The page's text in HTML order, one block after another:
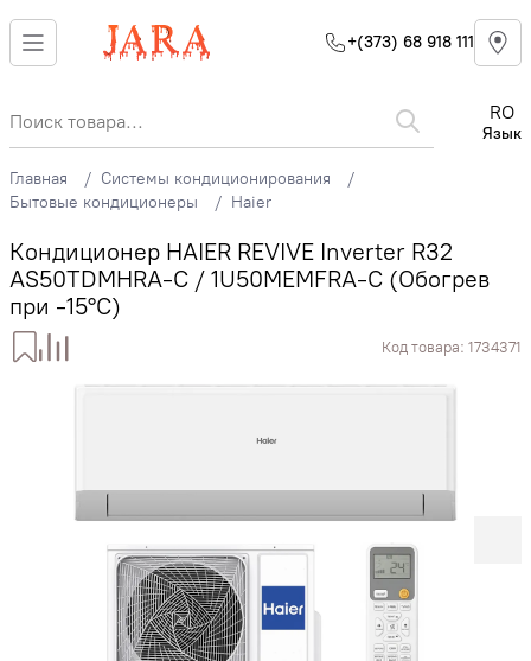
+(373) 68 918 111
RO
Язык
Главная
Системы кондиционирования
Бытовые кондиционеры
Haier
Кондиционер HAIER REVIVE Inverter R32
AS50TDMHRA-C / 1U50MEMFRA-C (Обогрев
при -15°C)
Код товара: 1734371